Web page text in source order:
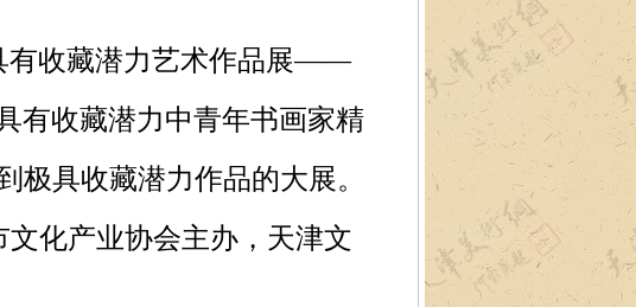
有收藏潜力艺术作品展——
有收藏潜力中青年书画家精
极具收藏潜力作品的大展。
化产业协会主办，天津文